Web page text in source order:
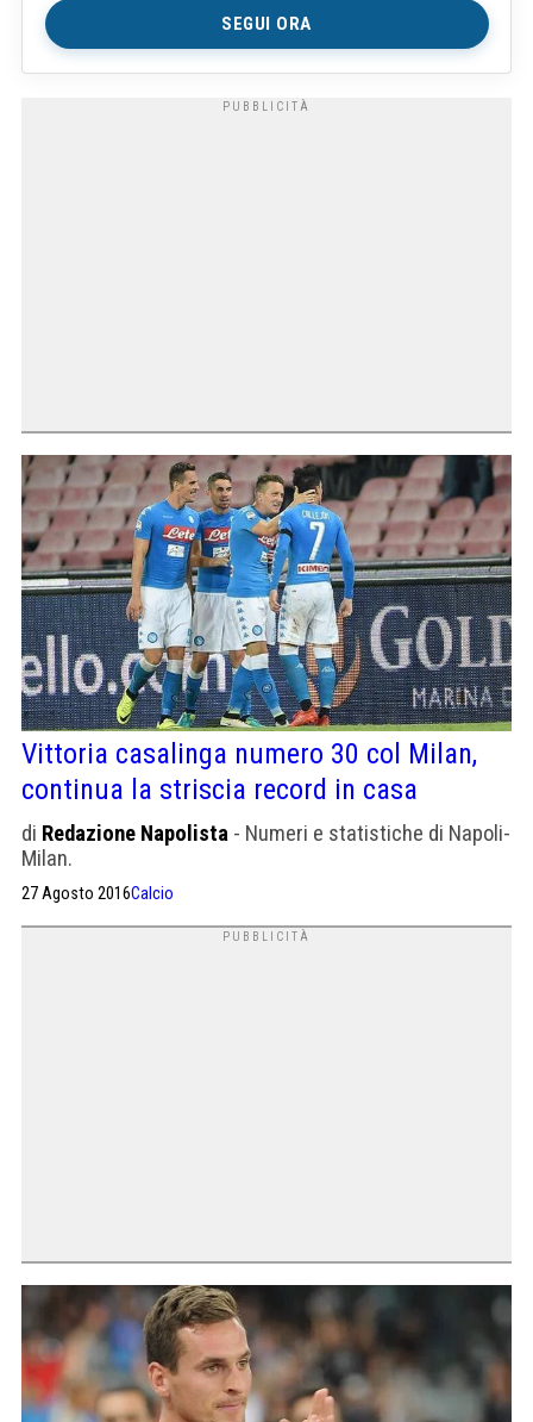
SEGUI ORA
Vittoria casalinga numero 30 col Milan,
continua la striscia record in casa
di Redazione Napolista - Numeri e statistiche di Napoli-
Milan.
27 Agosto 2016Calcio